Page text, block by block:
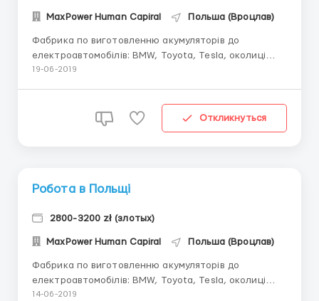
MaxPower Human Capiral Польша (Вроцлав)
Фабрика по виготовленню акумуляторів до
електроавтомобілів: BMW, Toyota, Tesla, околиці
Вроцлава – Офіційне оформлення по Umowa zlecenie
без затримок,...
19-06-2019
Откликнуться
Робота в Польщі
2800-3200 zł (злотых)
MaxPower Human Capiral Польша (Вроцлав)
Фабрика по виготовленню акумуляторів до
електроавтомобілів: BMW, Toyota, Tesla, околиці
Вроцлава – Офіційне оформлення по Umowa zlecenie
14-06-2019